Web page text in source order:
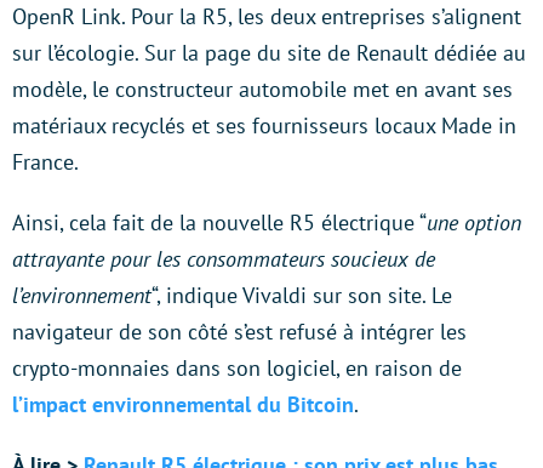
OpenR Link. Pour la R5, les deux entreprises s’alignent
sur l’écologie. Sur la page du site de Renault dédiée au
modèle, le constructeur automobile met en avant ses
matériaux recyclés et ses fournisseurs locaux Made in
France.
Ainsi, cela fait de la nouvelle R5 électrique “une option
attrayante pour les consommateurs soucieux de
l’environnement“, indique Vivaldi sur son site. Le
navigateur de son côté s’est refusé à intégrer les
crypto-monnaies dans son logiciel, en raison de
l’impact environnemental du Bitcoin.